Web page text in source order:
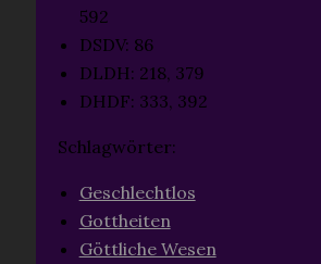
592
DSDV: 86
DLDH: 218, 379
DHDF: 333, 392
Schlagwörter:
Geschlechtlos
Gottheiten
Göttliche Wesen